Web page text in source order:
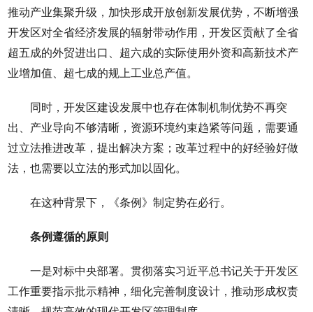
推动产业集聚升级，加快形成开放创新发展优势，不断增强
开发区对全省经济发展的辐射带动作用，开发区贡献了全省
超五成的外贸进出口、超六成的实际使用外资和高新技术产
业增加值、超七成的规上工业总产值。
同时，开发区建设发展中也存在体制机制优势不再突
出、产业导向不够清晰，资源环境约束趋紧等问题，需要通
过立法推进改革，提出解决方案；改革过程中的好经验好做
法，也需要以立法的形式加以固化。
在这种背景下，《条例》制定势在必行。
条例遵循的原则
一是对标中央部署。贯彻落实习近平总书记关于开发区
工作重要指示批示精神，细化完善制度设计，推动形成权责